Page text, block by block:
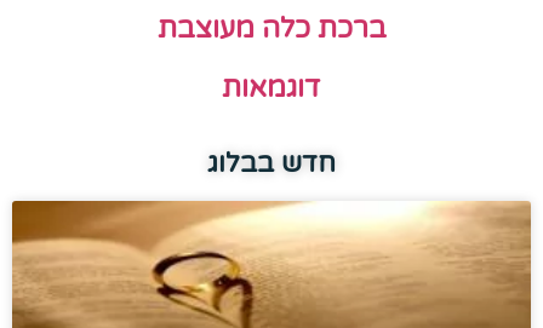
ברכת כלה מעוצבת
דוגמאות
חדש בבלוג